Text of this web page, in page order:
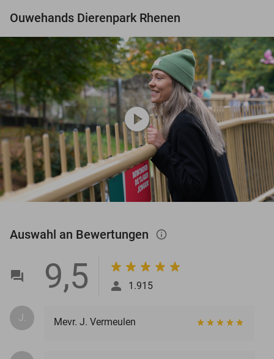
Ouwehands Dierenpark Rhenen
play_circle
Auswahl an Bewertungen info_outlined
9,5 1.915
J. Mevr. J. Vermeulen